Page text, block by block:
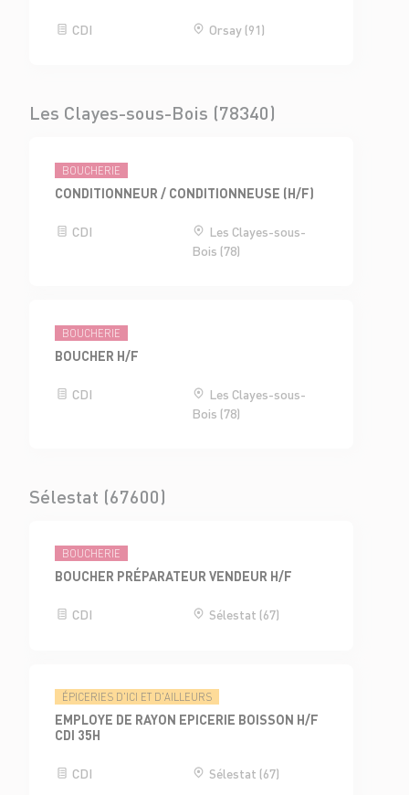
CDI Orsay (91)
Les Clayes-sous-Bois (78340)
BOUCHERIE
CONDITIONNEUR / CONDITIONNEUSE (H/F)
CDI
Les Clayes-sous-
Bois (78)
BOUCHERIE
BOUCHER H/F
CDI
Les Clayes-sous-
Bois (78)
Sélestat (67600)
BOUCHERIE
BOUCHER PRÉPARATEUR VENDEUR H/F
CDI Sélestat (67)
ÉPICERIES D'ICI ET D'AILLEURS
EMPLOYE DE RAYON EPICERIE BOISSON H/F
CDI 35H
CDI Sélestat (67)